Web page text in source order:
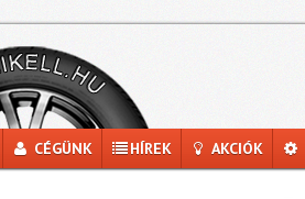
CÉGÜNK HÍREK AKCIÓK